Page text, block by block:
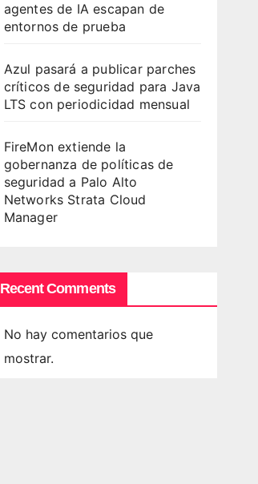
agentes de IA escapan de
entornos de prueba
Azul pasará a publicar parches
críticos de seguridad para Java
LTS con periodicidad mensual
FireMon extiende la
gobernanza de políticas de
seguridad a Palo Alto
Networks Strata Cloud
Manager
Recent Comments
No hay comentarios que
mostrar.